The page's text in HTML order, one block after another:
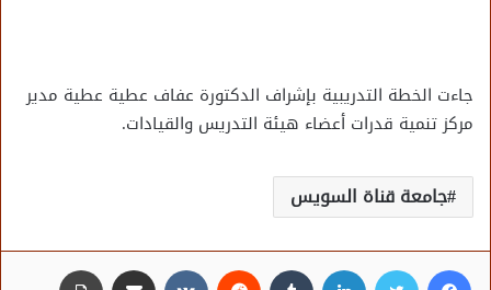
جاءت الخطة التدريبية بإشراف الدكتورة عفاف عطية عطية مدير
مركز تنمية قدرات أعضاء هيئة التدريس والقيادات.
جامعة قناة السويس
فيسبوك تويتر لينكدإن مشاركة عبر البريد